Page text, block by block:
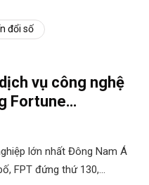
đổi số
vụ công nghệ
Fortune
lớn nhất Đông Nam Á
FPT đứng thứ 130,…